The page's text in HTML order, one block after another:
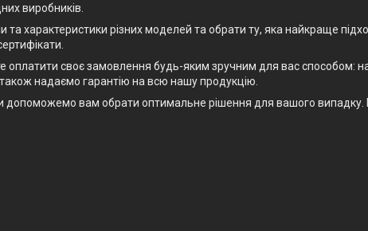
виробників.
характеристики різних моделей та обрати ту, яка найкраще
своє замовлення будь-яким зручним для вас способом:
надаємо гарантію на всю нашу продукцію.
допоможемо вам обрати оптимальне рішення для вашого